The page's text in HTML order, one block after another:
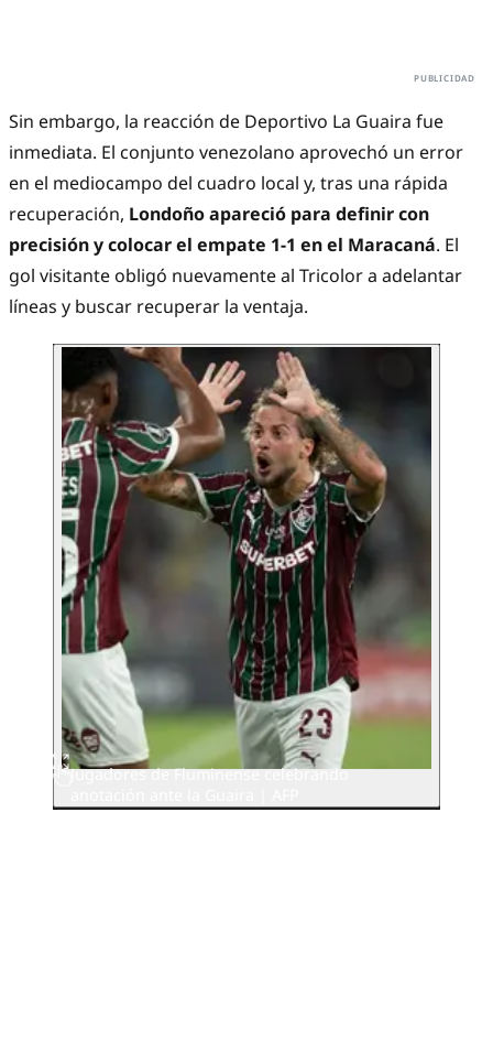
Sin embargo, la reacción de Deportivo La Guaira fue
inmediata. El conjunto venezolano aprovechó un error
en el mediocampo del cuadro local y, tras una rápida
recuperación, Londoño apareció para definir con
precisión y colocar el empate 1-1 en el Maracaná. El
gol visitante obligó nuevamente al Tricolor a adelantar
líneas y buscar recuperar la ventaja.
Jugadores de Fluminense celebrando